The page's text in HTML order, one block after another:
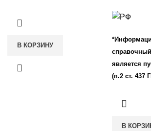
В КОРЗИНУ
является
(п.2 ст. 437
В